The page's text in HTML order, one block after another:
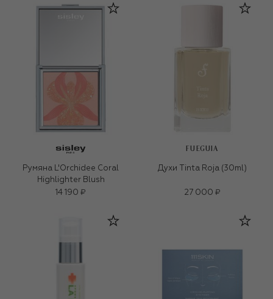
Румяна L'Orchidee Coral
Highlighter Blush
14 190 ₽
FUEGUIA
Духи Tinta Roja (30ml)
27 000 ₽